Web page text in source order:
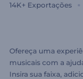
14K+ Exportações
Ofereça uma
musicais com a
Insira sua faixa,